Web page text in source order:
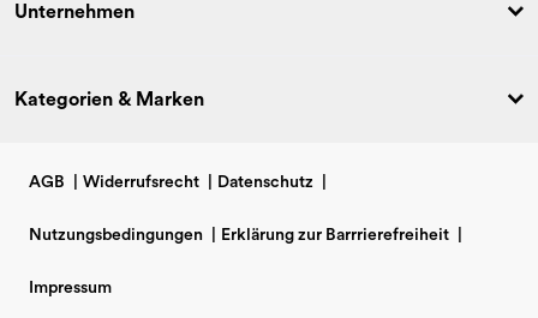
Unternehmen
Kategorien & Marken
AGB Widerrufsrecht Datenschutz
Nutzungsbedingungen Erklärung zur Barrrierefreiheit
Impressum